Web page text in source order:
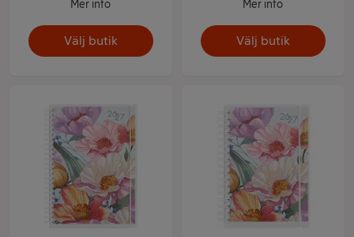
Mer info
Välj butik
Mer info
Välj butik